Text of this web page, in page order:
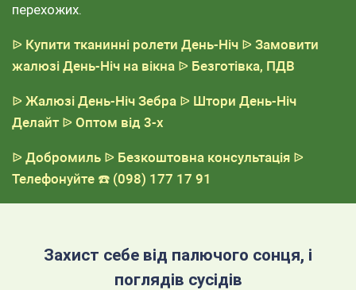
перехожих.
ᐉ Купити тканинні ролети День-Ніч ᐉ Замовити
жалюзі День-Ніч на вікна ᐉ Безготівка, ПДВ
ᐉ Жалюзі День-Ніч Зебра ᐉ Штори День-Ніч
Делайт ᐉ Оптом від 3-х
ᐉ Добромиль ᐉ Безкоштовна консультація ᐉ
Телефонуйте ☎️ (098) 177 17 91
Захист себе від палючого сонця, і
поглядів сусідів